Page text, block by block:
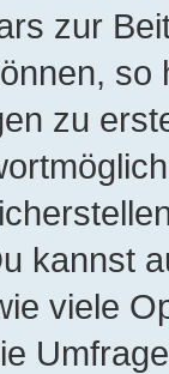
zur
zu
kannst
viele